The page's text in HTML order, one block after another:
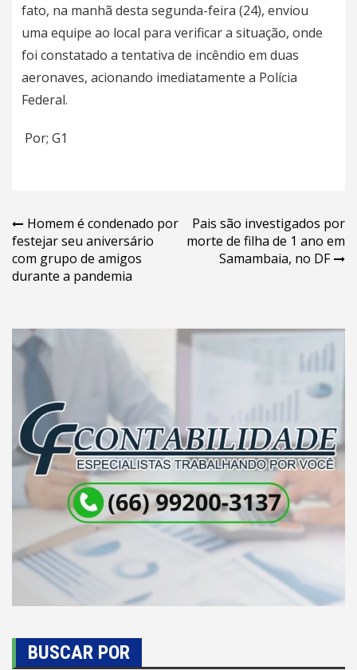
fato, na manhã desta segunda-feira (24), enviou
uma equipe ao local para verificar a situação, onde
foi constatado a tentativa de incêndio em duas
aeronaves, acionando imediatamente a Polícia
Federal.
Por; G1
Navegação
de
Post
Homem é condenado por
festejar seu aniversário
com grupo de amigos
durante a pandemia
Pais são investigados por
morte de filha de 1 ano em
Samambaia, no DF
BUSCAR POR